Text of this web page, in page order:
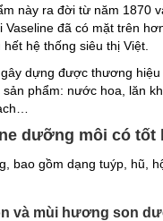
này ra đời từ năm 1870
Vaseline đã có mặt trên
hệ thống siêu thị Việt.
dựng được thương
phẩm: nước hoa, lăn
dưỡng môi có tốt
bao gồm dạng tuýp, hũ,
và mùi hương son